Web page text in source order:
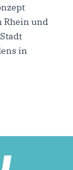
Rhein und
in